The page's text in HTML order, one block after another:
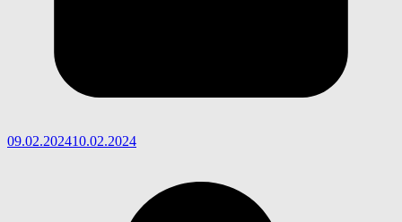
09.02.202410.02.2024